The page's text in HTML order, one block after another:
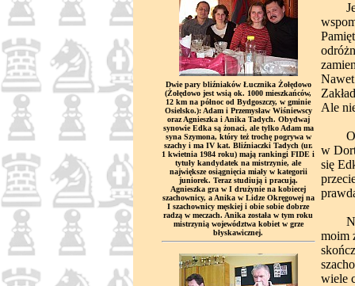
Dwie pary bliźniaków Łucznika Żołędowo
(Żołędowo jest wsią ok. 1000 mieszkańców,
12 km na północ od Bydgoszczy, w gminie
Osielsko.): Adam i Przemysław Wiśniewscy
oraz Agnieszka i Anika Tadych. Obydwaj
synowie Edka są żonaci, ale tylko Adam ma
syna Szymona, który też trochę pogrywa w
szachy i ma IV kat. Bliźniaczki Tadych (ur.
1 kwietnia 1984 roku) mają rankingi FIDE i
tytuły kandydatek na mistrzynie, ale
największe osiągnięcia miały w kategorii
juniorek. Teraz studiują i pracują.
Agnieszka gra w I drużynie na kobiecej
szachownicy, a Anika w Lidze Okręgowej na
I szachownicy męskiej i obie sobie dobrze
radzą w meczach. Anika została w tym roku
mistrzynią województwa kobiet w grze
błyskawicznej.
Ale
O
w
się
Nie
moim
wiele